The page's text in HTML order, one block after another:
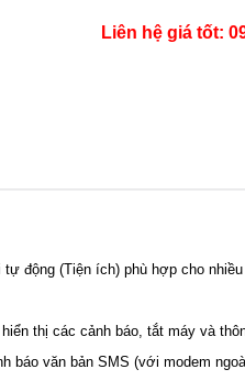
Liên hệ giá tốt:
động (Tiện ích) phù hợp cho
thị các cảnh báo, tắt máy và
báo văn bản SMS (với modem